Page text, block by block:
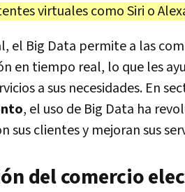
virtuales como Siri o
el Big Data permite a las
en tiempo real, lo que les
a sus necesidades. En
, el uso de Big Data ha
sus clientes y mejoran sus
del comercio